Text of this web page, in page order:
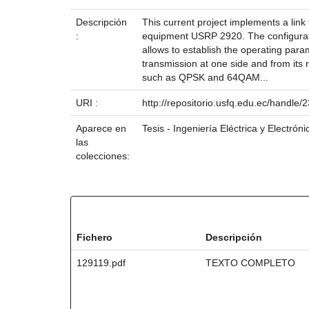
Descripción
:
This current project implements a
equipment USRP 2920. The
allows to establish the operating
transmission at one side and from its
such as QPSK and 64QAM...
URI : http://repositorio.usfq.edu.ec/handle/
Aparece en
las
colecciones:
Tesis - Ingeniería Eléctrica y
Fichero Descripción
129119.pdf TEXTO COMPLETO